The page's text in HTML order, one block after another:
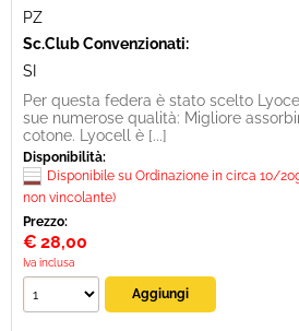
PZ
Sc.Club Convenzionati:
SI
Per questa federa è stato scelto
sue numerose qualità: Migliore
cotone. Lyocell è [...]
Disponibilità:
Disponibile su Ordinazione in circa 10/
non vincolante)
Prezzo:
€ 28,00
Iva inclusa